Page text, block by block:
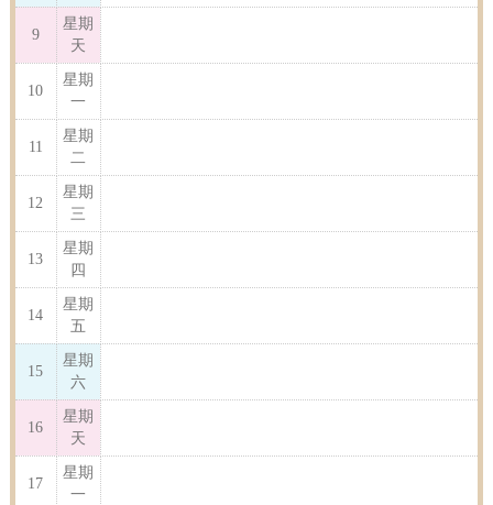
9
星期
天
10
星期
一
11
星期
二
12
星期
三
13
星期
四
14
星期
五
15
星期
六
16
星期
天
17
星期
一